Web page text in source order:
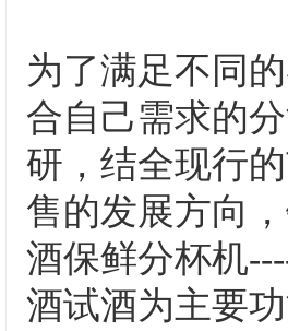
为了满足不同
合自己需求的
研，结全现行
售的发展方向
酒保鲜分杯机
酒试酒为主要